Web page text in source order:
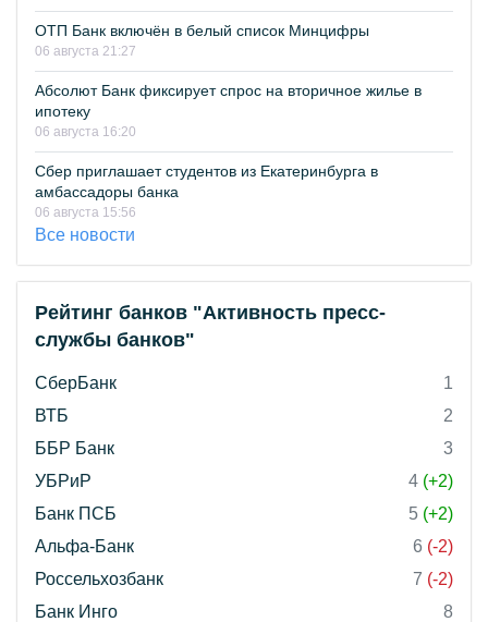
ОТП Банк включён в белый список Минцифры
06 августа 21:27
Абсолют Банк фиксирует спрос на вторичное жилье в
ипотеку
06 августа 16:20
Сбер приглашает студентов из Екатеринбурга в
амбассадоры банка
06 августа 15:56
Все новости
Рейтинг банков "Активность пресс-
службы банков"
СберБанк
1
ВТБ
2
ББР Банк
3
УБРиР
4 (+2)
Банк ПСБ
5 (+2)
Альфа-Банк
6 (-2)
Россельхозбанк
7 (-2)
Банк Инго
8